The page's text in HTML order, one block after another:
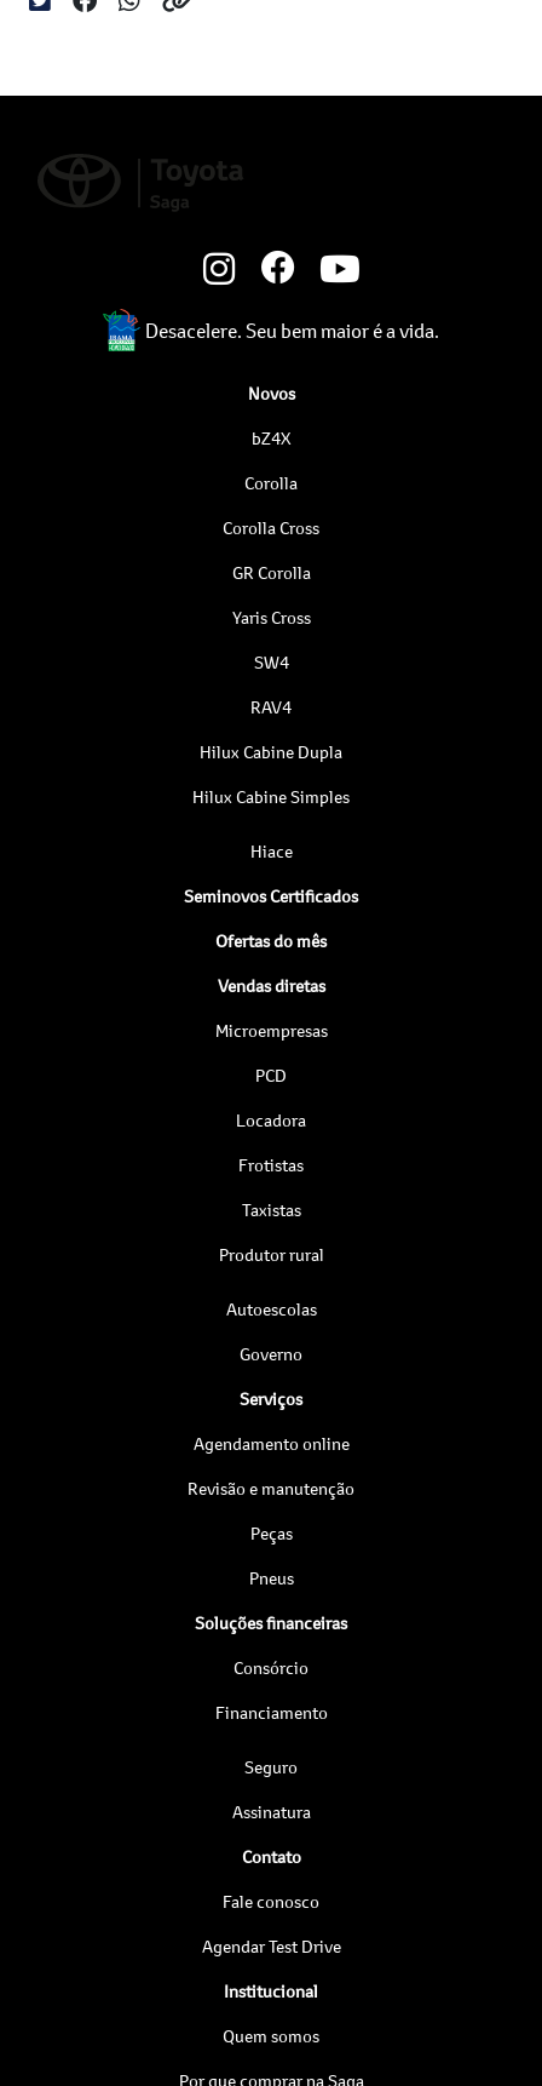
Desacelere. Seu bem maior é a vida.
Novos
bZ4X
Corolla
Corolla Cross
GR Corolla
Yaris Cross
SW4
RAV4
Hilux Cabine Dupla
Hilux Cabine Simples
Hiace
Seminovos Certificados
Ofertas do mês
Vendas diretas
Microempresas
PCD
Locadora
Frotistas
Taxistas
Produtor rural
Autoescolas
Governo
Serviços
Agendamento online
Revisão e manutenção
Peças
Pneus
Soluções financeiras
Consórcio
Financiamento
Seguro
Assinatura
Contato
Fale conosco
Agendar Test Drive
Institucional
Quem somos
Por que comprar na Saga